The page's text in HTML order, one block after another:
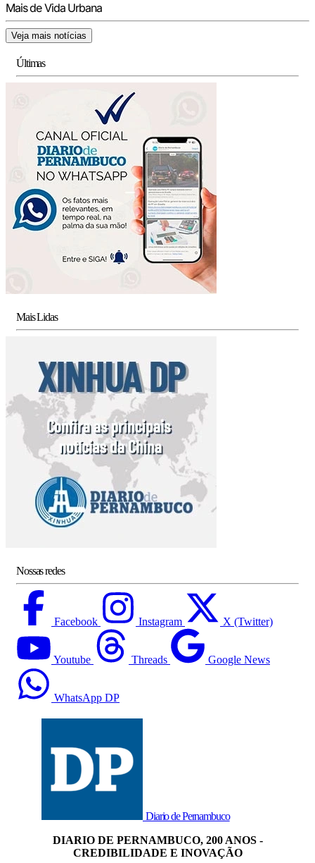
Mais de Vida Urbana
Veja mais notícias
Últimas
Mais Lidas
Nossas redes
Facebook Instagram X (Twitter)
Youtube Threads Google News
WhatsApp DP
Diario de Pernambuco
DIARIO DE PERNAMBUCO, 200 ANOS -
CREDIBILIDADE E INOVAÇÃO